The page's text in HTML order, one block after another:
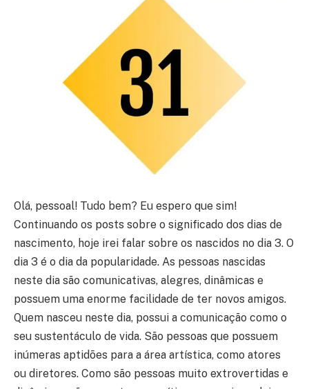
Olá, pessoal! Tudo bem? Eu espero que sim!
Continuando os posts sobre o significado dos dias de
nascimento, hoje irei falar sobre os nascidos no dia 3. O
dia 3 é o dia da popularidade. As pessoas nascidas
neste dia são comunicativas, alegres, dinâmicas e
possuem uma enorme facilidade de ter novos amigos.
Quem nasceu neste dia, possui a comunicação como o
seu sustentáculo de vida. São pessoas que possuem
inúmeras aptidões para a área artística, como atores
ou diretores. Como são pessoas muito extrovertidas e